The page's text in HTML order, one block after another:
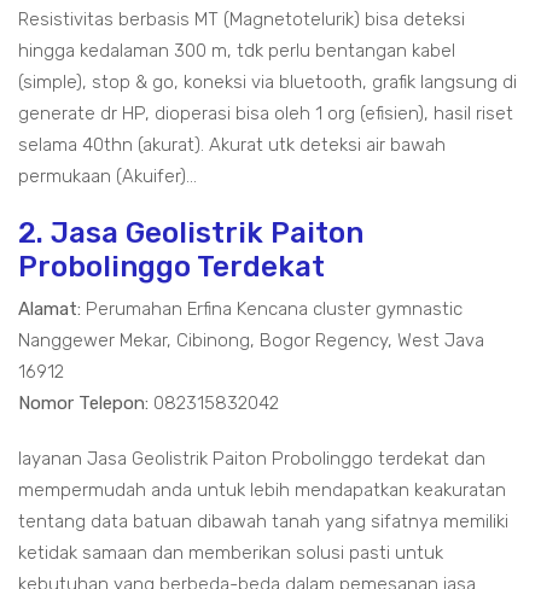
Resistivitas berbasis MT (Magnetotelurik) bisa deteksi
hingga kedalaman 300 m, tdk perlu bentangan kabel
(simple), stop & go, koneksi via bluetooth, grafik langsung di
generate dr HP, dioperasi bisa oleh 1 org (efisien), hasil riset
selama 40thn (akurat). Akurat utk deteksi air bawah
permukaan (Akuifer)...
2. Jasa Geolistrik Paiton
Probolinggo Terdekat
Alamat: Perumahan Erfina Kencana cluster gymnastic
Nanggewer Mekar, Cibinong, Bogor Regency, West Java
16912
Nomor Telepon: 082315832042
layanan Jasa Geolistrik Paiton Probolinggo terdekat dan
mempermudah anda untuk lebih mendapatkan keakuratan
tentang data batuan dibawah tanah yang sifatnya memiliki
ketidak samaan dan memberikan solusi pasti untuk
kebutuhan yang berbeda-beda dalam pemesanan jasa